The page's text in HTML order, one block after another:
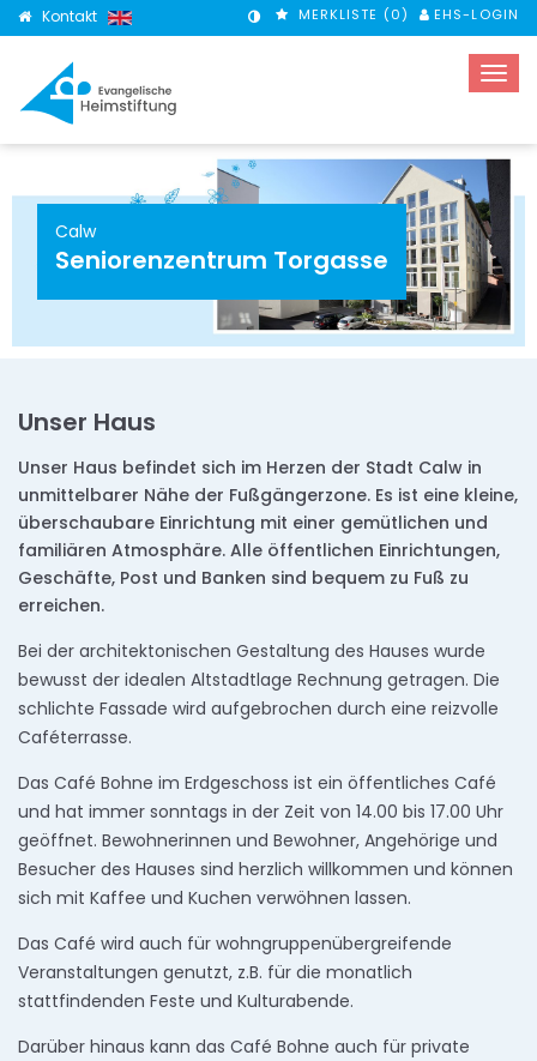
Kontakt
KONTRASTMODUS
MERKLISTE (0) EHS-LOGIN
Calw
Seniorenzentrum Torgasse
Unser Haus
Unser Haus befindet sich im Herzen der Stadt Calw in
unmittelbarer Nähe der Fußgängerzone. Es ist eine kleine,
überschaubare Einrichtung mit einer gemütlichen und
familiären Atmosphäre. Alle öffentlichen Einrichtungen,
Geschäfte, Post und Banken sind bequem zu Fuß zu
erreichen.
Bei der architektonischen Gestaltung des Hauses wurde
bewusst der idealen Altstadtlage Rechnung getragen. Die
schlichte Fassade wird aufgebrochen durch eine reizvolle
Caféterrasse.
Das Café Bohne im Erdgeschoss ist ein öffentliches Café
und hat immer sonntags in der Zeit von 14.00 bis 17.00 Uhr
geöffnet. Bewohnerinnen und Bewohner, Angehörige und
Besucher des Hauses sind herzlich willkommen und können
sich mit Kaffee und Kuchen verwöhnen lassen.
Das Café wird auch für wohngruppenübergreifende
Veranstaltungen genutzt, z.B. für die monatlich
stattfindenden Feste und Kulturabende.
Darüber hinaus kann das Café Bohne auch für private